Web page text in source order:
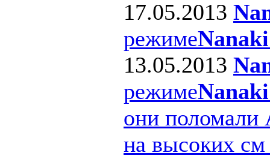
17.05.2013
режиме
13.05.2013
режиме
они поломали
на высоких